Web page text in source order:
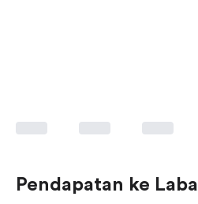
Pendapatan ke Laba